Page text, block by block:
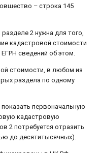
– строка 145
2 нужна для того,
кадастровой стоимости
сведений об этом.
стоимости, в любом из
раздела по одному
первоначальную
кадастровую
2 потребуется отразить
до десятитысячных).